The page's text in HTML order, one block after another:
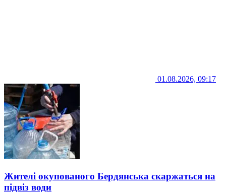
01.08.2026, 09:17
Жителі окупованого Бердянська скаржаться на
підвіз води